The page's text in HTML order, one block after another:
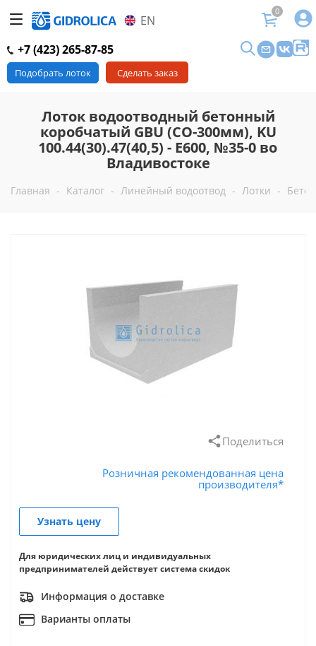
EN
0
+7 (423) 265-87-85
Подобрать лоток Сделать заказ
Лоток водоотводный бетонный
коробчатый GBU (СО-300мм), KU
100.44(30).47(40,5) - E600, №35-0 во
Владивостоке
Главная - Каталог - Линейный водоотвод - Лотки -
Поделиться
Розничная рекомендованная цена
производителя*
Узнать цену
Для юридических лиц и индивидуальных
предпринимателей действует система скидок
Информация о доставке
Варианты оплаты